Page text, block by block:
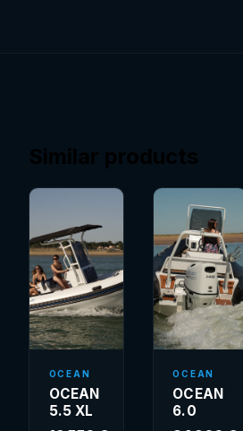
Similar products
OCEAN
OCEAN
5.5 XL
OCEAN
OCEAN
6.0